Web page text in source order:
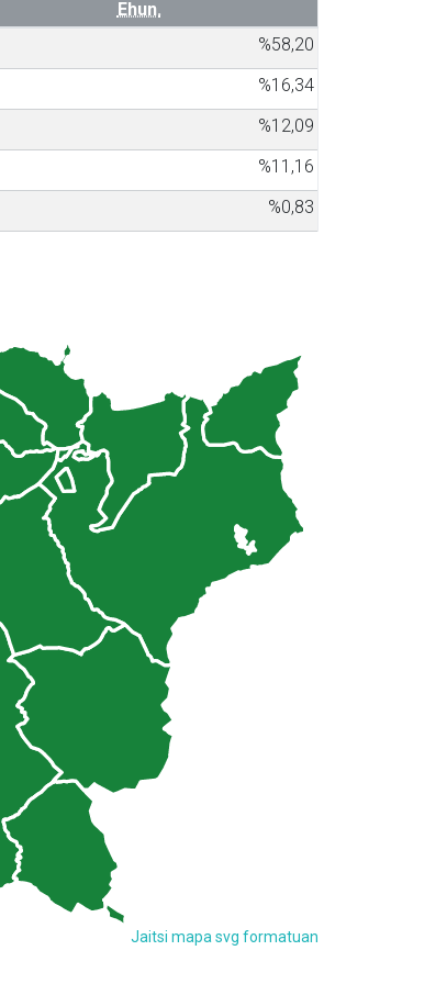
Ehun.
%58,20
%16,34
%12,09
%11,16
%0,83
Jaitsi mapa svg formatuan